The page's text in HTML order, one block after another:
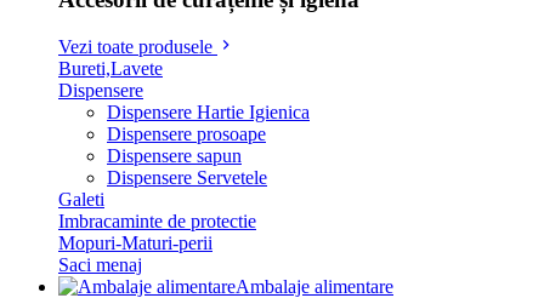
Vezi toate produsele
Bureti,Lavete
Dispensere
Dispensere Hartie Igienica
Dispensere prosoape
Dispensere sapun
Dispensere Servetele
Galeti
Imbracaminte de protectie
Mopuri-Maturi-perii
Saci menaj
Ambalaje alimentare